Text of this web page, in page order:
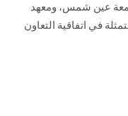
عين شمس، ومعهد
في اتفاقية التعاون